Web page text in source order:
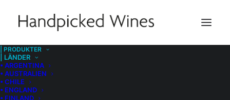
| PRODUKTER
| LÄNDER
• ARGENTINA
• AUSTRALIEN
• CHILE
• ENGLAND
• FINLAND